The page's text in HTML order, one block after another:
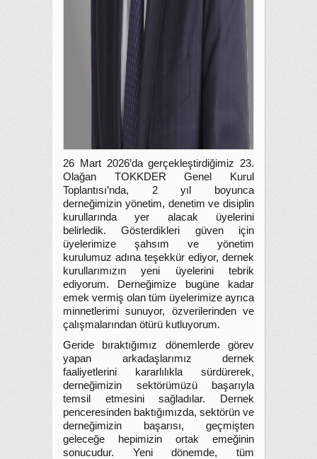
26 Mart 2026’da gerçekleştirdiğimiz 23.
Olağan TOKKDER Genel Kurul
Toplantısı’nda, 2 yıl boyunca
derneğimizin yönetim, denetim ve disiplin
kurullarında yer alacak üyelerini
belirledik. Gösterdikleri güven için
üyelerimize şahsım ve yönetim
kurulumuz adına teşekkür ediyor, dernek
kurullarımızın yeni üyelerini tebrik
ediyorum. Derneğimize bugüne kadar
emek vermiş olan tüm üyelerimize ayrıca
minnetlerimi sunuyor, özverilerinden ve
çalışmalarından ötürü kutluyorum.
Geride bıraktığımız dönemlerde görev
yapan arkadaşlarımız dernek
faaliyetlerini kararlılıkla sürdürerek,
derneğimizin sektörümüzü başarıyla
temsil etmesini sağladılar. Dernek
penceresinden baktığımızda, sektörün ve
derneğimizin başarısı, geçmişten
geleceğe hepimizin ortak emeğinin
sonucudur. Yeni dönemde, tüm